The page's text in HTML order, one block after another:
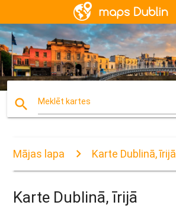
search Meklēt kartes
Mājas lapa Karte Dublinā, īrijā
Karte Dublinā, īrijā